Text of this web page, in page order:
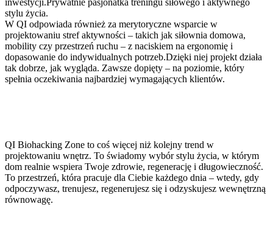
inwestycji.Prywatnie pasjonatka treningu siłowego i aktywnego
stylu życia.
W QI odpowiada również za merytoryczne wsparcie w
projektowaniu stref aktywności – takich jak siłownia domowa,
mobility czy przestrzeń ruchu – z naciskiem na ergonomię i
dopasowanie do indywidualnych potrzeb.Dzięki niej projekt działa
tak dobrze, jak wygląda. Zawsze dopięty – na poziomie, który
spełnia oczekiwania najbardziej wymagających klientów.
QI Biohacking Zone to coś więcej niż kolejny trend w
projektowaniu wnętrz. To świadomy wybór stylu życia, w którym
dom realnie wspiera Twoje zdrowie, regenerację i długowieczność.
To przestrzeń, która pracuje dla Ciebie każdego dnia – wtedy, gdy
odpoczywasz, trenujesz, regenerujesz się i odzyskujesz wewnętrzną
równowagę.